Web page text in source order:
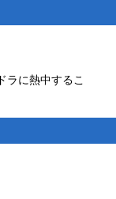
ラに熱中するこ